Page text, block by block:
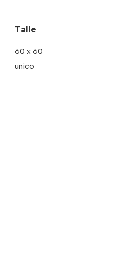
Talle
60 x 60
unico